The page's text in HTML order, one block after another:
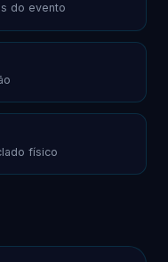
do evento
físico